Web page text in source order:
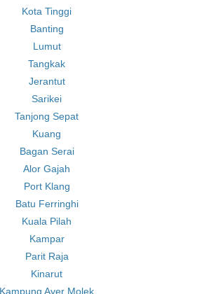
Kota Tinggi
Banting
Lumut
Tangkak
Jerantut
Sarikei
Tanjong Sepat
Kuang
Bagan Serai
Alor Gajah
Port Klang
Batu Ferringhi
Kuala Pilah
Kampar
Parit Raja
Kinarut
Kampung Ayer Molek